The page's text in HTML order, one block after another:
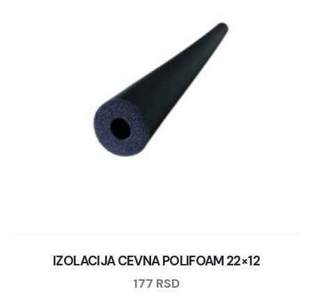
IZOLACIJA CEVNA POLIFOAM 22×12
177 RSD